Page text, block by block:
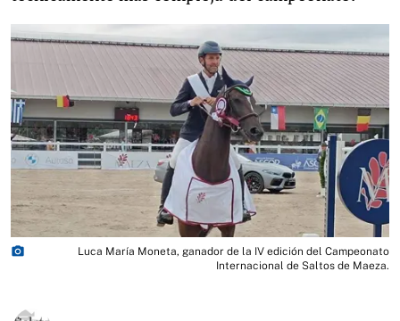
photo_camera
Luca María Moneta, ganador de la IV edición del Campeonato
Internacional de Saltos de Maeza.